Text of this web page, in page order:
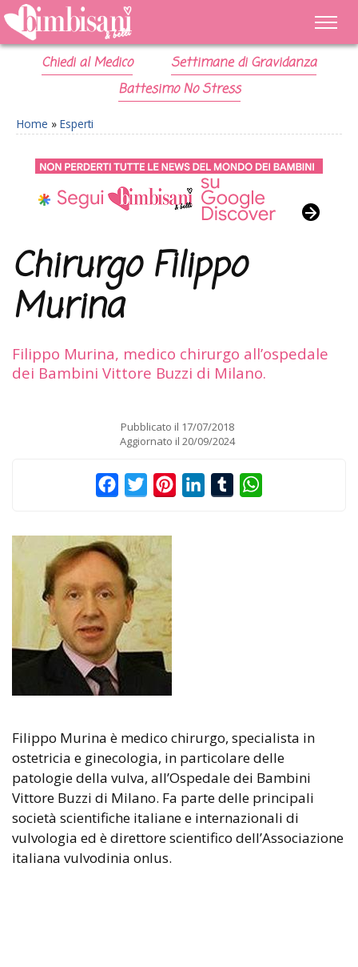
Chiedi al Medico
Settimane di Gravidanza
Battesimo No Stress
Home » Esperti
Chirurgo Filippo
Murina
Filippo Murina, medico chirurgo all’ospedale
dei Bambini Vittore Buzzi di Milano.
Pubblicato il 17/07/2018
Aggiornato il 20/09/2024
FacebookTwitterPinterestLinkedInTumblr
Filippo Murina è medico chirurgo, specialista in
ostetricia e ginecologia, in particolare delle
patologie della vulva, all’Ospedale dei Bambini
Vittore Buzzi di Milano. Fa parte delle principali
società scientifiche italiane e internazionali di
vulvologia ed è direttore scientifico dell’Associazione
italiana vulvodinia onlus.